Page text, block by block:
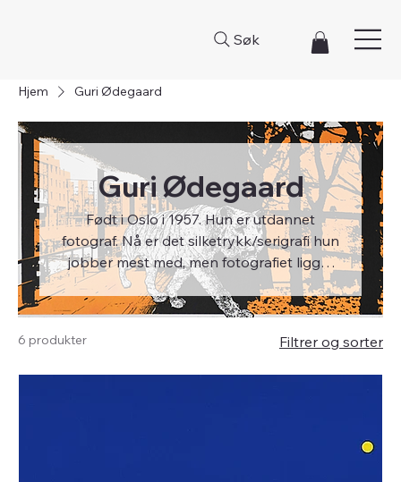
Søk
Hjem Guri Ødegaard
Guri Ødegaard
Født i Oslo i 1957. Hun er utdannet
fotograf. Nå er det silketrykk/serigrafi hun
jobber mest med, men fotografiet ligger
alltid i bunn av hennes bilder. Med
kameraet jakter hun på nye motiver og
6 produkter Filtrer og sorter